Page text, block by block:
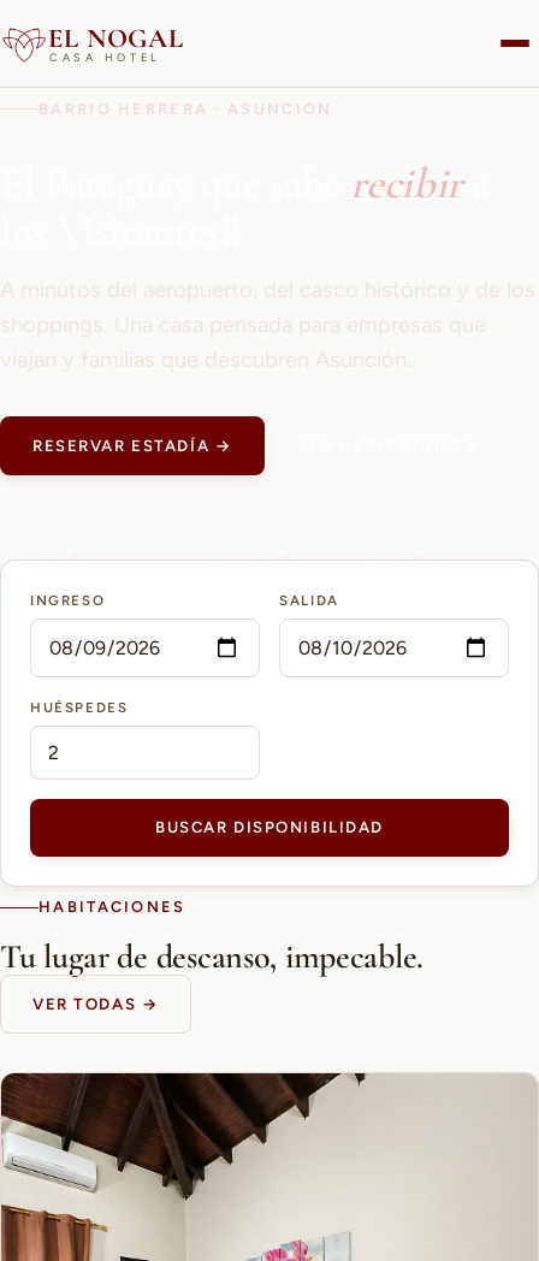
EL NOGAL
CASA HOTEL
BARRIO HERRERA · ASUNCIÓN
recibira
A minutos del aeropuerto, del casco histórico y de los
shoppings. Una casa pensada para empresas que
viajan y familias que descubren Asunción.
RESERVAR ESTADÍA →
15 min
AEROPUERTO PETTIROSSI
10 min
CASCO HISTÓRICO
5 min
INGRESO SALIDA
HUÉSPEDES
BUSCAR DISPONIBILIDAD
HABITACIONES
Tu lugar de descanso, impecable.
VER TODAS →